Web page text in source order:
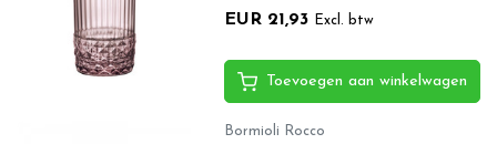
EUR 21,93
Excl. btw
Toevoegen aan winkelwagen
Bormioli Rocco